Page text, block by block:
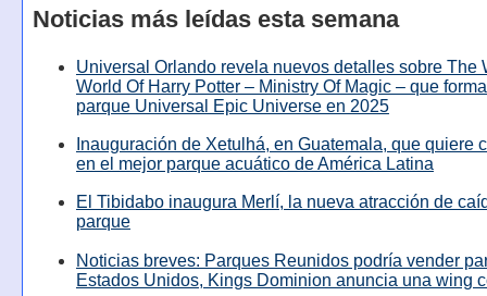
Noticias más leídas esta semana
Universal Orlando revela nuevos detalles sobre The
World Of Harry Potter – Ministry Of Magic – que
parque Universal Epic Universe en 2025
Inauguración de Xetulhá, en Guatemala, que quiere
en el mejor parque acuático de América Latina
El Tibidabo inaugura Merlí, la nueva atracción de
parque
Noticias breves: Parques Reunidos podría vender
Estados Unidos, Kings Dominion anuncia una wing